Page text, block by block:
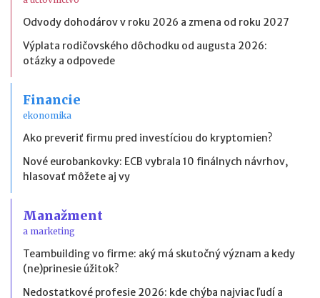
Odvody dohodárov v roku 2026 a zmena od roku 2027
Výplata rodičovského dôchodku od augusta 2026:
otázky a odpovede
Financie
ekonomika
Ako preveriť firmu pred investíciou do kryptomien?
Nové eurobankovky: ECB vybrala 10 finálnych návrhov,
hlasovať môžete aj vy
Manažment
a marketing
Teambuilding vo firme: aký má skutočný význam a kedy
(ne)prinesie úžitok?
Nedostatkové profesie 2026: kde chýba najviac ľudí a